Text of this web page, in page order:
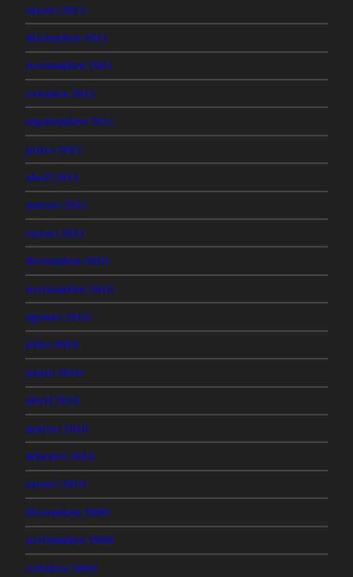
enero 2012
diciembre 2011
noviembre 2011
octubre 2011
septiembre 2011
junio 2011
abril 2011
marzo 2011
enero 2011
diciembre 2010
noviembre 2010
agosto 2010
julio 2010
junio 2010
abril 2010
marzo 2010
febrero 2010
enero 2010
diciembre 2009
noviembre 2009
octubre 2009